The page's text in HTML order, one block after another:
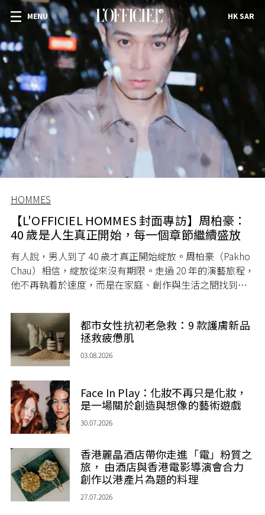
MENU HK SAR
HOMMES
【L'OFFICIEL HOMMES 封面專訪】周柏豪：
40 歲是人生真正開始，每一個章節繼續盛放
有人說，男人到了 40 歲才真正開始綻放。周柏豪（Pakho
Chau）相信，綻放從來沒有期限。走過 20 年的演藝旅程，
他不再執着於速度，而是在家庭、創作與生活之間找到屬
都市女性抗初老急救：9 款護膚新品
拯救疲憊肌
03.08.2026
Face In Play：化妝不再只是化妝，
是一場關於創造與想像的藝術遊戲
30.07.2026
香港麗晶酒店帶你走進「電」粉質之
旅， 由酒店與香港電影導演會合力
創作以港產片為題的料理
27.07.2026